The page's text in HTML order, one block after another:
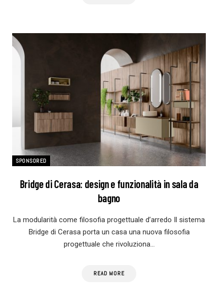
SPONSORED
Bridge di Cerasa: design e funzionalità in sala da
bagno
La modularità come filosofia progettuale d’arredo Il sistema
Bridge di Cerasa porta un casa una nuova filosofia
progettuale che rivoluziona…
READ MORE